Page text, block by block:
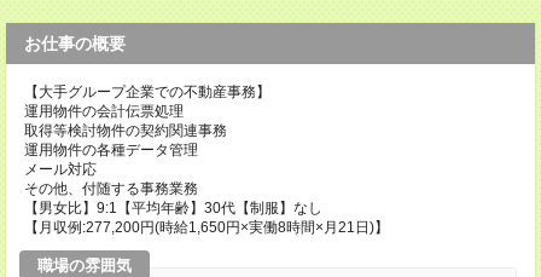
お仕事の概要
【大手グループ企業での不動産事務】
運用物件の会計伝票処理
取得等検討物件の契約関連事務
運用物件の各種データ管理
メール対応
その他、付随する事務業務
【男女比】9:1【平均年齢】30代【制服】なし
【月収例:277,200円(時給1,650円×実働8時間×月21日)】
職場の雰囲気